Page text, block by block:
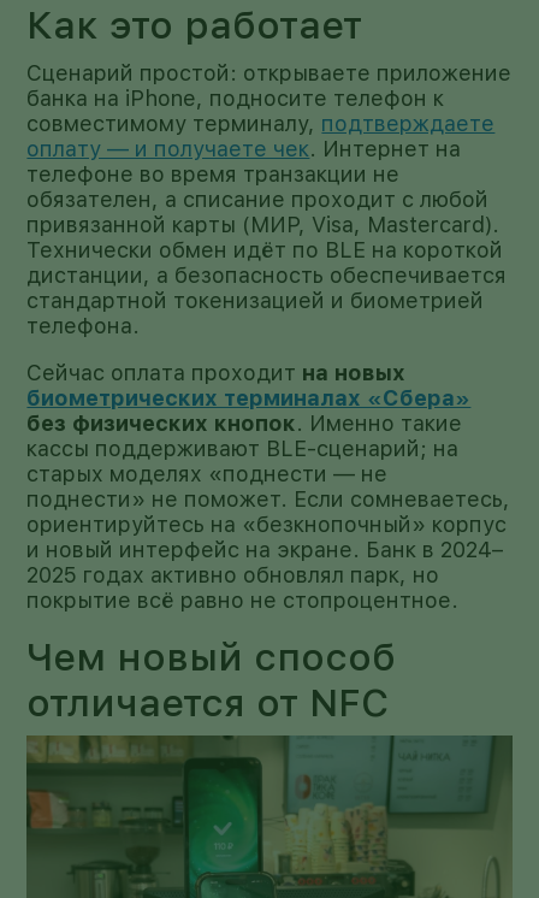
Как это работает
Сценарий простой: открываете приложение
банка на iPhone, подносите телефон к
совместимому терминалу, подтверждаете
оплату — и получаете чек. Интернет на
телефоне во время транзакции не
обязателен, а списание проходит с любой
привязанной карты (МИР, Visa, Mastercard).
Технически обмен идёт по BLE на короткой
дистанции, а безопасность обеспечивается
стандартной токенизацией и биометрией
телефона.
Сейчас оплата проходит на новых
биометрических терминалах «Сбера»
без физических кнопок. Именно такие
кассы поддерживают BLE-сценарий; на
старых моделях «поднести — не
поднести» не поможет. Если сомневаетесь,
ориентируйтесь на «безкнопочный» корпус
и новый интерфейс на экране. Банк в 2024–
2025 годах активно обновлял парк, но
покрытие всё равно не стопроцентное.
Чем новый способ
отличается от NFC